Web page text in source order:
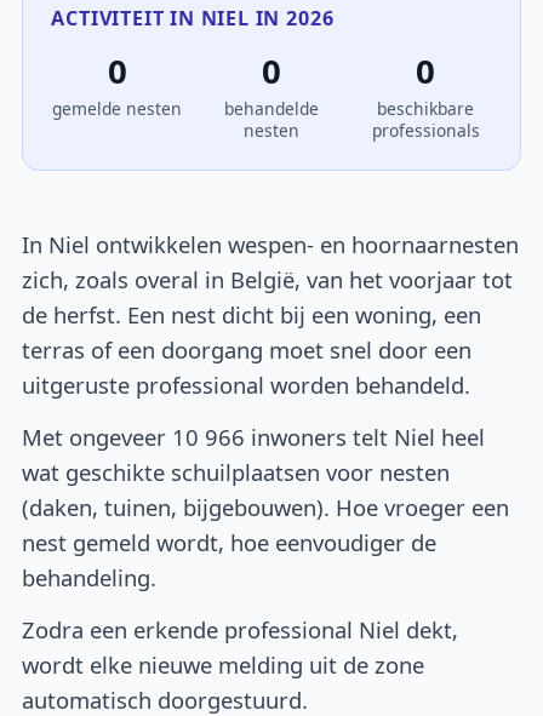
ACTIVITEIT IN NIEL IN 2026
0
gemelde nesten
0
behandelde
nesten
0
beschikbare
professionals
In Niel ontwikkelen wespen- en hoornaarnesten
zich, zoals overal in België, van het voorjaar tot
de herfst. Een nest dicht bij een woning, een
terras of een doorgang moet snel door een
uitgeruste professional worden behandeld.
Met ongeveer 10 966 inwoners telt Niel heel
wat geschikte schuilplaatsen voor nesten
(daken, tuinen, bijgebouwen). Hoe vroeger een
nest gemeld wordt, hoe eenvoudiger de
behandeling.
Zodra een erkende professional Niel dekt,
wordt elke nieuwe melding uit de zone
automatisch doorgestuurd.